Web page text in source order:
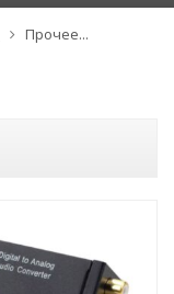
Прочее...